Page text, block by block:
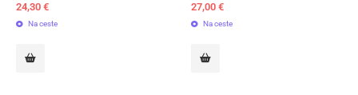
24,30 €
Na ceste
27,00 €
Na ceste